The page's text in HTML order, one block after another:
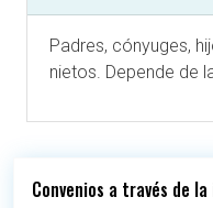
Padres, cónyuges,
nietos. Depende de
Convenios a través de